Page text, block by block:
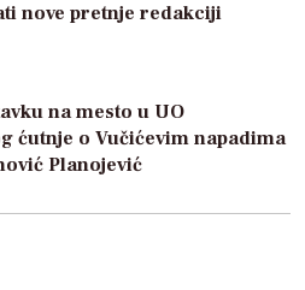
nove pretnje redakciji
na mesto u UO
ćutnje o Vučićevim napadima
Planojević